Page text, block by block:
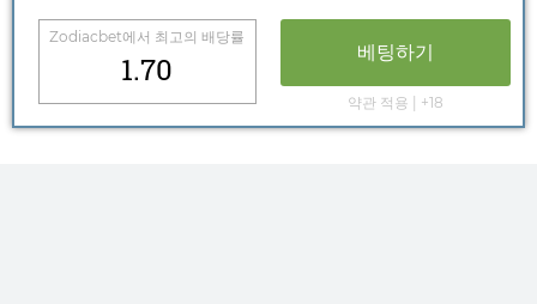
Zodiacbet에서 최고의 배당률
1.70 베팅하기
약관 적용 | +18